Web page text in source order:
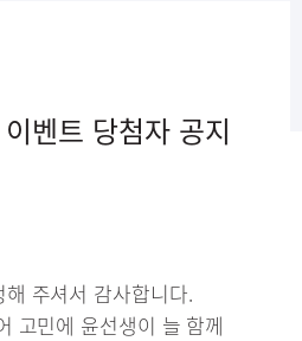
벤트 당첨자 공지
주셔서 감사합니다.
고민에 윤선생이 늘 함께